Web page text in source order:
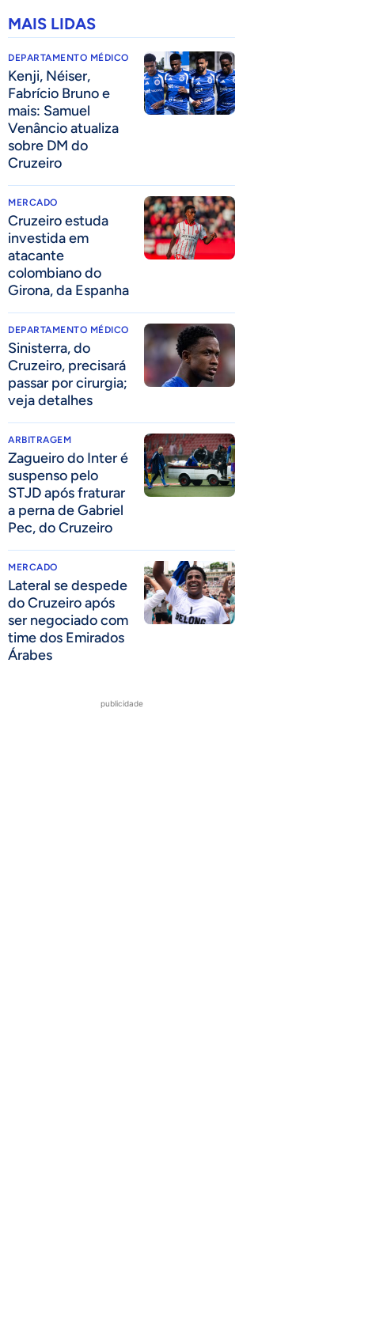
MAIS LIDAS
DEPARTAMENTO MÉDICO
Kenji, Néiser,
Fabrício Bruno e
mais: Samuel
Venâncio atualiza
sobre DM do
Cruzeiro
MERCADO
Cruzeiro estuda
investida em
atacante
colombiano do
Girona, da Espanha
DEPARTAMENTO MÉDICO
Sinisterra, do
Cruzeiro, precisará
passar por cirurgia;
veja detalhes
ARBITRAGEM
Zagueiro do Inter é
suspenso pelo
STJD após fraturar
a perna de Gabriel
Pec, do Cruzeiro
MERCADO
Lateral se despede
do Cruzeiro após
ser negociado com
time dos Emirados
Árabes
publicidade